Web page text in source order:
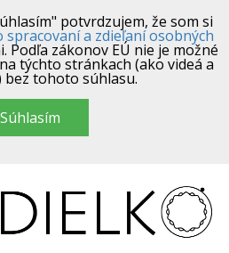
potvrdzujem, že som si
spracovaní a zdieľaní osobných
Podľa zákonov EÚ nie je možné
týchto stránkach (ako videá a
bez tohoto súhlasu.
Súhlasím